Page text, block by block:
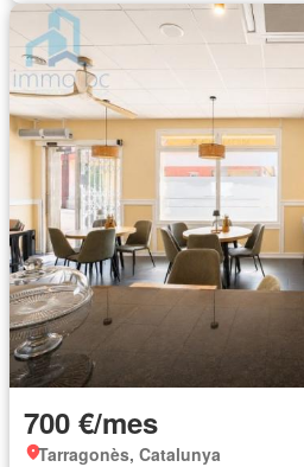
700 €/mes
Tarragonès, Catalunya